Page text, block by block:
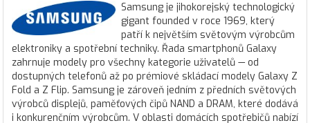
Samsung je jihokorejský technologický
gigant founded v roce 1969, který
patří k největším světovým výrobcům
elektroniky a spotřební techniky. Řada smartphonů Galaxy
zahrnuje modely pro všechny kategorie uživatelů — od
dostupných telefonů až po prémiové skládací modely Galaxy Z
Fold a Z Flip. Samsung je zároveň jedním z předních světových
výrobců displejů, paměťových čipů NAND a DRAM, které dodává
i konkurenčním výrobcům. V oblasti domácích spotřebičů nabízí